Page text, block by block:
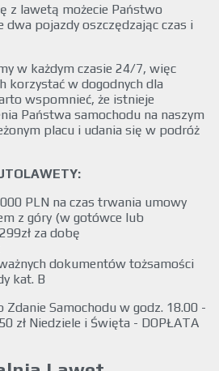
z lawetą możecie Państwo
dwa pojazdy oszczędzając czas i
w każdym czasie 24/7, więc
korzystać w dogodnych dla
wspomnieć, że istnieje
Państwa samochodu na naszym
placu i udania się w podróż
PLN na czas trwania umowy
z góry (w gotówce lub
za dobę
dokumentów tożsamości
kat. B
Zdanie Samochodu w godz. 18.00 -
zł Niedziele i Święta - DOPŁATA